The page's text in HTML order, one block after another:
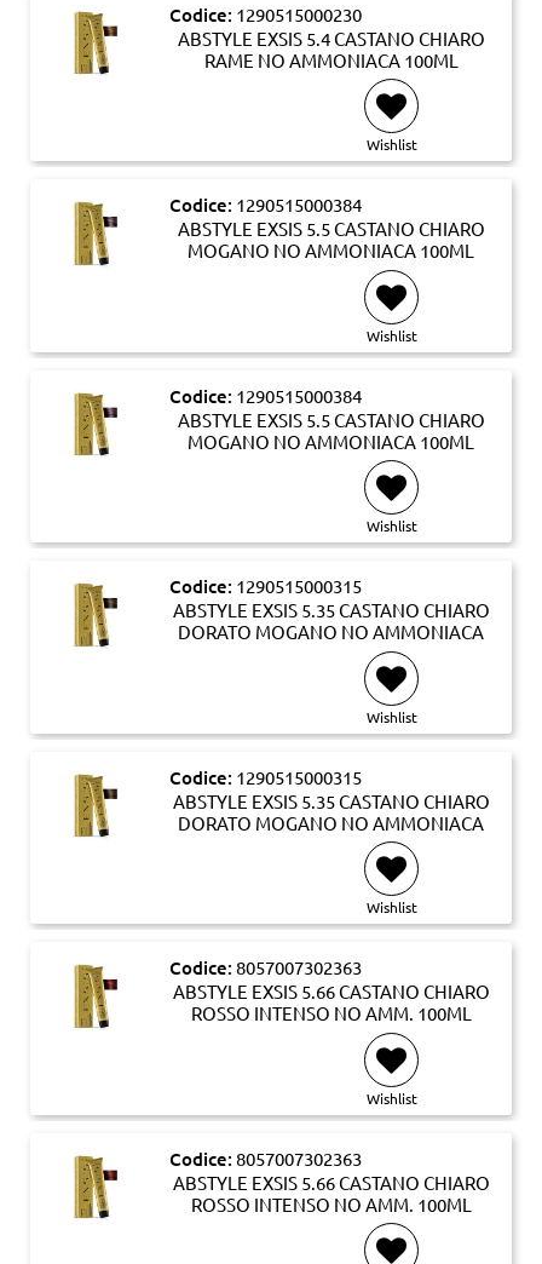
Codice: 1290515000230
ABSTYLE EXSIS 5.4 CASTANO CHIARO
RAME NO AMMONIACA 100ML
Wishlist
Codice: 1290515000384
ABSTYLE EXSIS 5.5 CASTANO CHIARO
MOGANO NO AMMONIACA 100ML
Wishlist
Codice: 1290515000384
ABSTYLE EXSIS 5.5 CASTANO CHIARO
MOGANO NO AMMONIACA 100ML
Wishlist
Codice: 1290515000315
ABSTYLE EXSIS 5.35 CASTANO CHIARO
DORATO MOGANO NO AMMONIACA
Wishlist
Codice: 1290515000315
ABSTYLE EXSIS 5.35 CASTANO CHIARO
DORATO MOGANO NO AMMONIACA
Wishlist
Codice: 8057007302363
ABSTYLE EXSIS 5.66 CASTANO CHIARO
ROSSO INTENSO NO AMM. 100ML
Wishlist
Codice: 8057007302363
ABSTYLE EXSIS 5.66 CASTANO CHIARO
ROSSO INTENSO NO AMM. 100ML